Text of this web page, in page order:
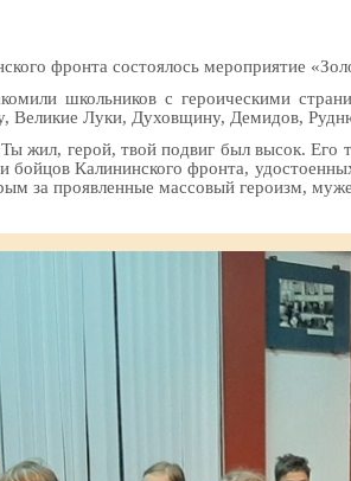
фронта состоялось мероприятие
школьников с героическими
Великие Луки, Духовщину, Демидов,
жил, герой, твой подвиг был высок.
бойцов Калининского фронта,
за проявленные массовый героизм,